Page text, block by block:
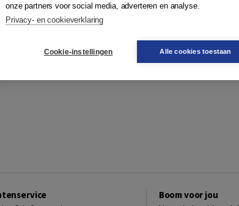
Boom voor jou
onze partners voor social media, adverteren en analyse.
Privacy- en cookieverklaring
Cookie-instellingen Alle cookies toestaan